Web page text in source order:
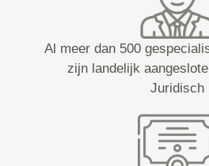
Al meer dan 500
zijn landelijk
Juridisch